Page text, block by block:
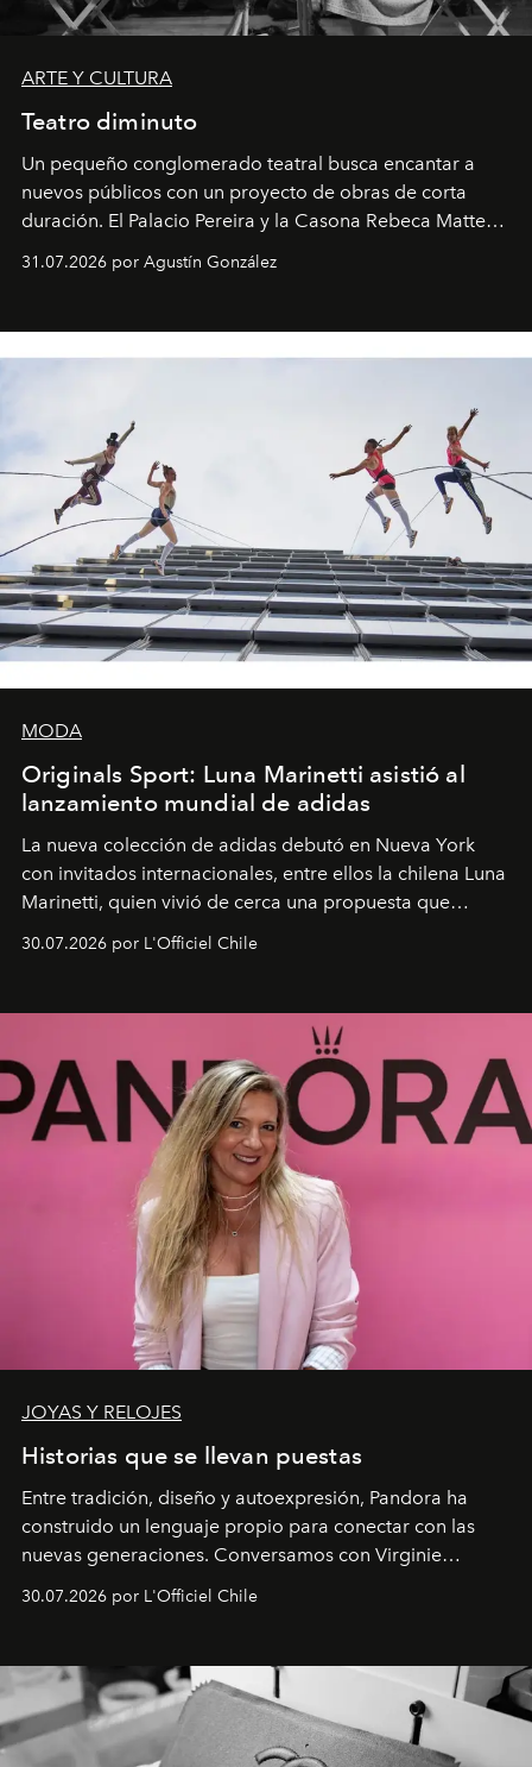
ARTE Y CULTURA
Teatro diminuto
Un pequeño conglomerado teatral busca encantar a
nuevos públicos con un proyecto de obras de corta
duración. El Palacio Pereira y la Casona Rebeca Matte
miniobras. Sus puestas en escena son limpias; ponen el
31.07.2026 por Agustín González
MODA
Originals Sport: Luna Marinetti asistió al
lanzamiento mundial de adidas
La nueva colección de adidas debutó en Nueva York
con invitados internacionales, entre ellos la chilena Luna
Marinetti, quien vivió de cerca una propuesta que
30.07.2026 por L'Officiel Chile
JOYAS Y RELOJES
Historias que se llevan puestas
Entre tradición, diseño y autoexpresión, Pandora ha
construido un lenguaje propio para conectar con las
nuevas generaciones. Conversamos con Virginie
Latinoamérica, sobre identidad, cultura y el valor
30.07.2026 por L'Officiel Chile